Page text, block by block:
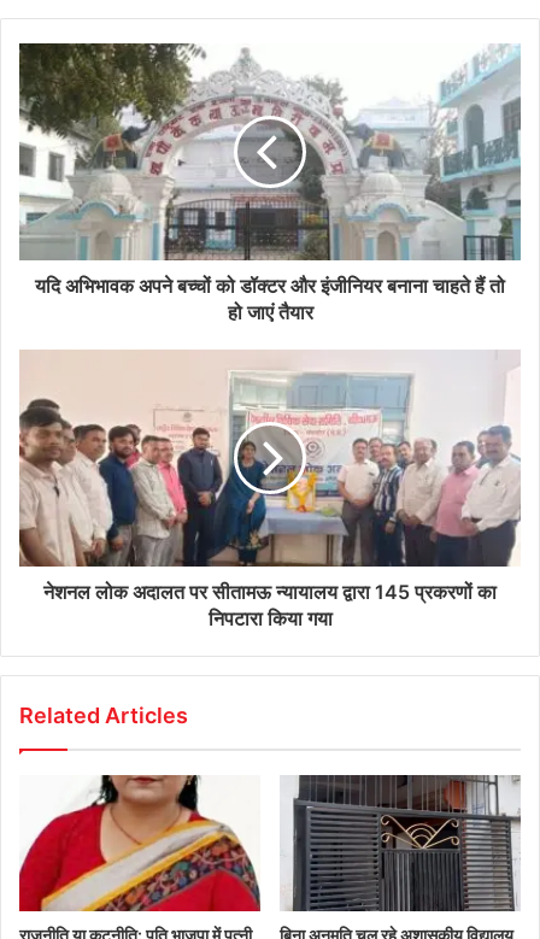
यदि अभिभावक अपने बच्चों को डॉक्टर और इंजीनियर बनाना चाहते हैं तो
हो जाएं तैयार
नेशनल लोक अदालत पर सीतामऊ न्यायालय द्वारा 145 प्रकरणों का
निपटारा किया गया
Related Articles
राजनीति या कूटनीति: पति भाजपा में पत्नी
बिना अनुमति चल रहे अशासकीय विद्यालय,